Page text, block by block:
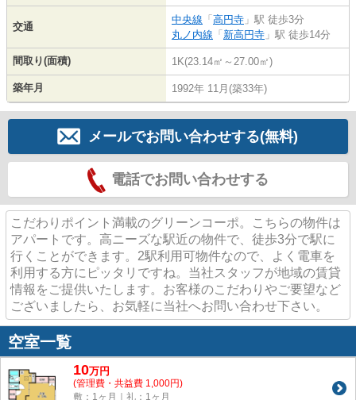
交通
中央線 「 高円寺 」駅 徒歩3分
丸ノ内線 「 新高円寺 」駅 徒歩14分
間取り(面積) 1K(23.14㎡～27.00㎡)
築年月 1992年 11月(築33年)
メールでお問い合わせする(無料)
電話でお問い合わせする
こだわりポイント満載のグリーンコーポ。こちらの物件は
アパートです。高ニーズな駅近の物件で、徒歩3分で駅に
行くことができます。2駅利用可物件なので、よく電車を
利用する方にピッタリですね。当社スタッフが地域の賃貸
情報をご提供いたします。お客様のこだわりやご要望など
ございましたら、お気軽に当社へお問い合わせ下さい。
空室一覧
10万円
(管理費・共益費 1,000円)
敷：1ヶ月｜礼：1ヶ月